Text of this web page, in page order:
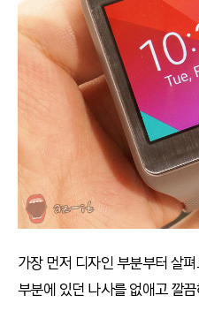
가장 먼저 디자인 부분부터 살
부분에 있던 나사를 없애고 깔